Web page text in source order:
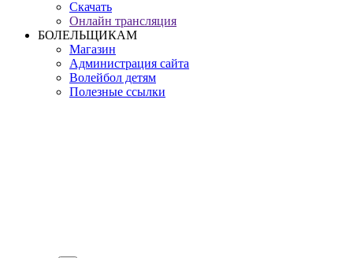
Скачать
Онлайн трансляция
БОЛЕЛЬЩИКАМ
Магазин
Администрация сайта
Волейбол детям
Полезные ссылки